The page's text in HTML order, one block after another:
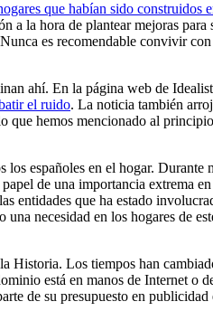
que habían sido construidos
a la hora de plantear mejoras
es recomendable convivir
ahí. En la página web de
el ruido. La noticia también
hemos mencionado al
españoles en el hogar.
de una importancia extrema
entidades que ha estado
necesidad en los hogares de
Los tiempos han
está en manos de Internet o
de su presupuesto en